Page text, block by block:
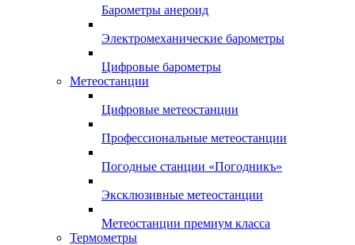
Барометры анероид
Электромеханические барометры
Цифровые барометры
Метеостанции
Цифровые метеостанции
Профессиональные метеостанции
Погодные станции «Погодникъ»
Эксклюзивные метеостанции
Метеостанции премиум класса
Термометры